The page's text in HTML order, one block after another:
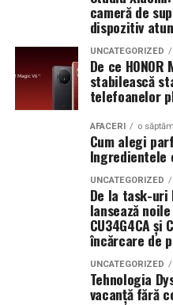
Bucuresti, FABIZ,
syoss, InterContinental
Abonamentele sunt
pretul de 513 lei. De
bilete de o zi la pretul de
pornire a telefonului și
Pentru mai multe detalii,
https://www.honor.com/ro/
https://www.honor.com/
service-benefits/
spațiu de stocare în cloud,
luni de la momentul
generarea de videoclipuri
cu Nano Banana Pro,
Flow și asistentul de
cameră de
dispozitiv
UNCATEGORIZED
De ce
stabilească
telefoanelor
AFACERI o
Cum alegi
Ingredientele
UNCATEGORIZED
De la task-uri
lansează
CU34G4CA și
încărcare de
UNCATEGORIZED
Tehnologia
vacanță fără